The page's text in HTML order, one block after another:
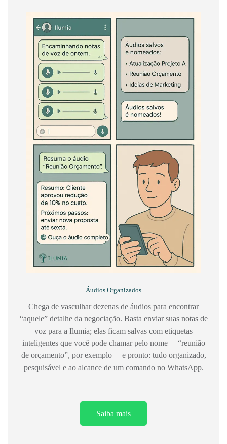
Áudios Organizados
Chega de vasculhar dezenas de áudios para encontrar
“aquele” detalhe da negociação. Basta enviar suas notas de
voz para a Ilumia; elas ficam salvas com etiquetas
inteligentes que você pode chamar pelo nome— “reunião
de orçamento”, por exemplo— e pronto: tudo organizado,
pesquisável e ao alcance de um comando no WhatsApp.
Saiba mais